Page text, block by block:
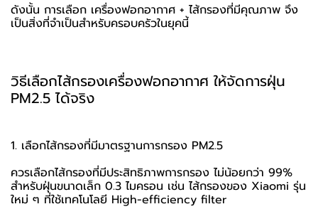
ดังนั้น การเลือก เครื่องฟอกอากาศ + ไส้กรองที่มีคุณภาพ จึง
เป็นสิ่งที่จำเป็นสำหรับครอบครัวในยุคนี้
วิธีเลือกไส้กรองเครื่องฟอกอากาศ ให้จัดการฝุ่น
PM2.5 ได้จริง
1. เลือกไส้กรองที่มีมาตรฐานการกรอง PM2.5
ควรเลือกไส้กรองที่มีประสิทธิภาพการกรอง ไม่น้อยกว่า 99%
สำหรับฝุ่นขนาดเล็ก 0.3 ไมครอน เช่น ไส้กรองของ Xiaomi รุ่น
ใหม่ ๆ ที่ใช้เทคโนโลยี High-efficiency filter